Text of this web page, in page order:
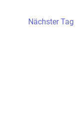
Nächster Tag